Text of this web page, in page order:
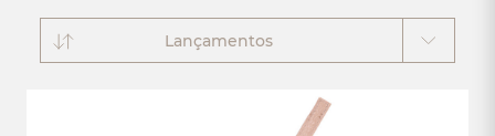
Lançamentos